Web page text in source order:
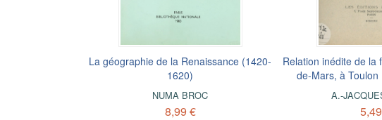
La géographie de la Renaissance (1420-
1620)
NUMA BROC
8,99 €
Relation inédite de la
de-Mars, à
A.-